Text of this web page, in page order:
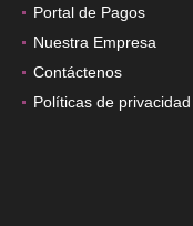
Portal de Pagos
Nuestra Empresa
Contáctenos
Políticas de privacidad